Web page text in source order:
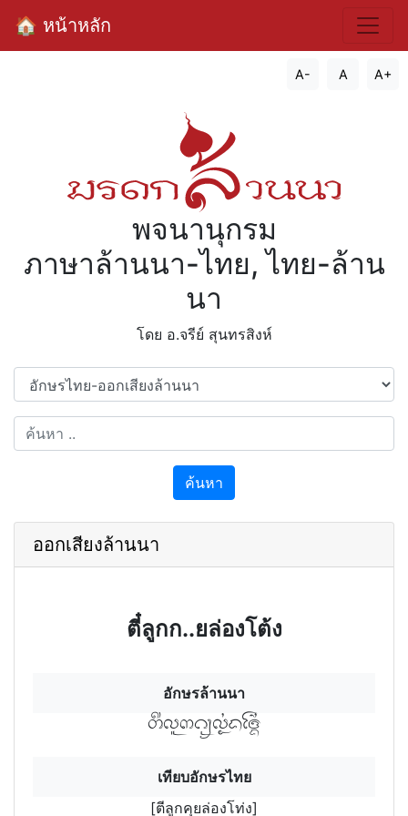
🏠 หน้าหลัก
A- A A+
พจนานุกรม
ภาษาล้านนา-ไทย, ไทย-ล้าน
นา
โดย อ.จรีย์​ สุนทรสิงห์
ค้นหา
ออกเสียงล้านนา
ตี๋ลูกก..ยล่องโต้ง
อักษรล้านนา
ตีลูกคุล่อฯงโท่฿งฯ
เทียบอักษรไทย
[ตีลูกคุยล่องโท่ง]